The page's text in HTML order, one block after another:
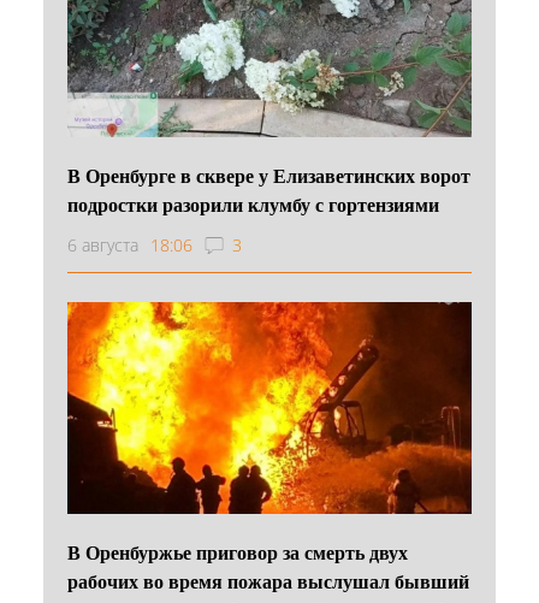
В Оренбурге в сквере у Елизаветинских ворот
подростки разорили клумбу с гортензиями
6 августа 18:06 3
В Оренбуржье приговор за смерть двух
рабочих во время пожара выслушал бывший